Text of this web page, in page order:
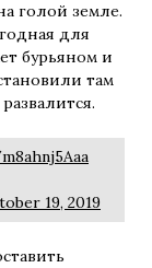
голой земле.
для
бурьяном и
там
19, 2019